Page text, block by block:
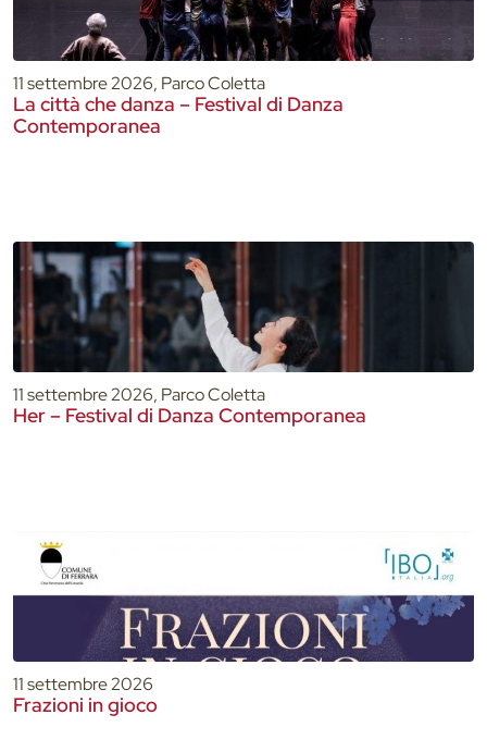
11 settembre 2026, Parco Coletta
La città che danza – Festival di Danza
Contemporanea
11 settembre 2026, Parco Coletta
Her – Festival di Danza Contemporanea
11 settembre 2026
Frazioni in gioco